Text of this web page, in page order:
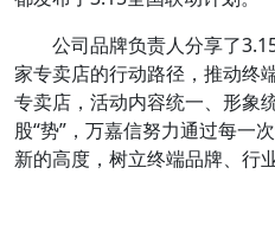
公司品牌负责人分享了
家专卖店的行动路径，推动终
专卖店，活动内容统一、形象
股“势”，万嘉信努力通过每一
新的高度，树立终端品牌、行业